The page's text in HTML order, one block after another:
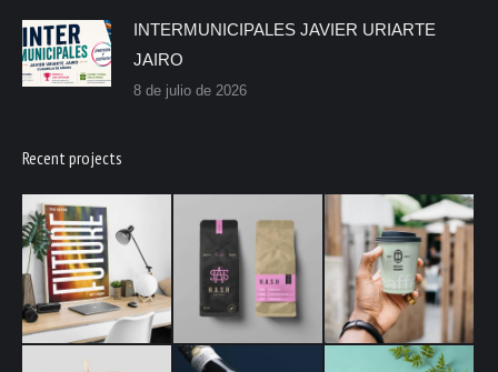
INTERMUNICIPALES JAVIER URIARTE
JAIRO
8 de julio de 2026
Recent projects